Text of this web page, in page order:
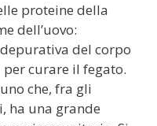
proteine della
dell’uovo:
del corpo
per curare il fegato.
che, fra gli
ha una grande